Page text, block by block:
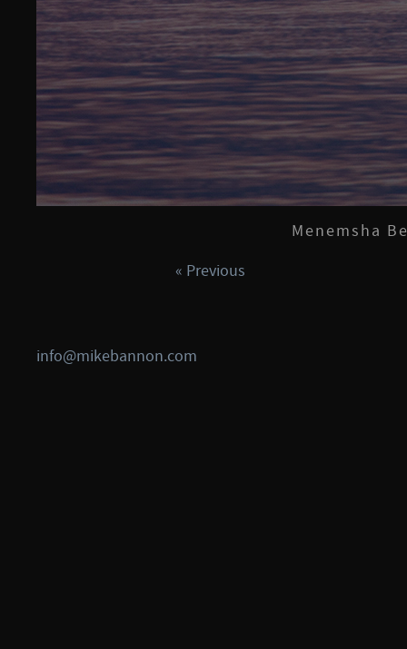
Menemsha
« Previous
info@mikebannon.com